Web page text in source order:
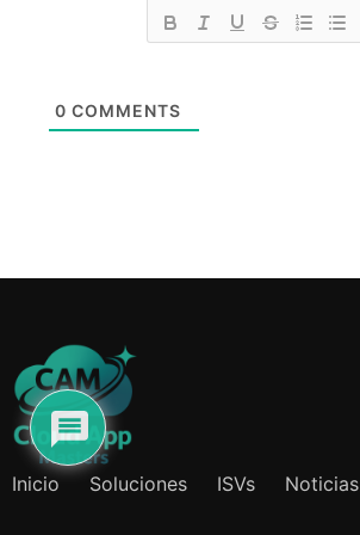
0 COMMENTS
Inicio Soluciones ISVs Noticias